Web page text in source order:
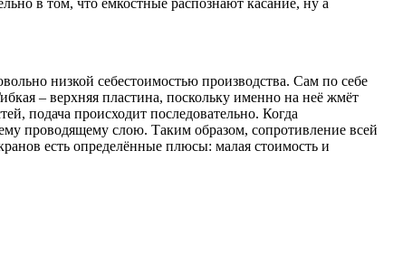
низкой себестоимостью производства. Сам по себе
– верхняя пластина, поскольку именно на неё жмёт
подача происходит последовательно. Когда
проводящему слою. Таким образом, сопротивление всей
есть определённые плюсы: малая стоимость и